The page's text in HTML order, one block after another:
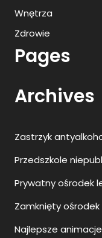
Wnętrza
Zdrowie
Pages
Archives
Zastrzyk
Przedszkole
Prywatny ośrodek
Zamknięty
Najlepsze